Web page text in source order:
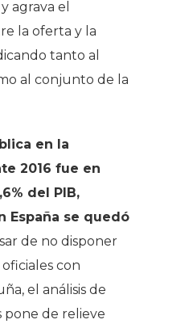
agrava el
la oferta y la
tanto al
al conjunto de la
en la
2016 fue en
del PIB,
España se quedó
de no disponer
con
el análisis de
pone de relieve